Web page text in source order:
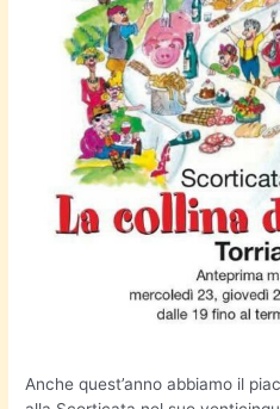
Anche quest’anno abbiamo il